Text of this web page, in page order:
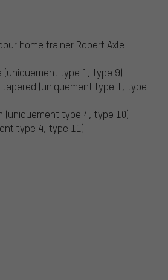
home trainer Robert Axle
type 1, type 9)
(uniquement type 1, type
(uniquement type 4, type 10)
type 4, type 11)